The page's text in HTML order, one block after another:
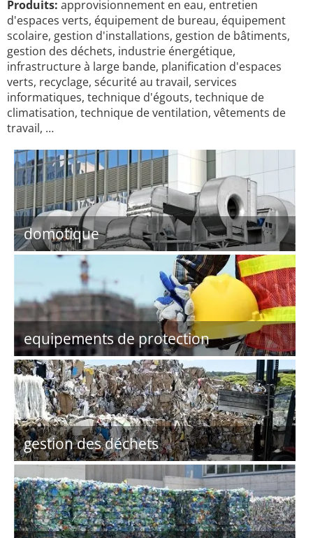
Produits: approvisionnement en eau, entretien
d'espaces verts, équipement de bureau, équipement
scolaire, gestion d'installations, gestion de bâtiments,
gestion des déchets, industrie énergétique,
infrastructure à large bande, planification d'espaces
verts, recyclage, sécurité au travail, services
informatiques, technique d'égouts, technique de
climatisation, technique de ventilation, vêtements de
travail, …
domotique
equipements de protection
gestion des déchets